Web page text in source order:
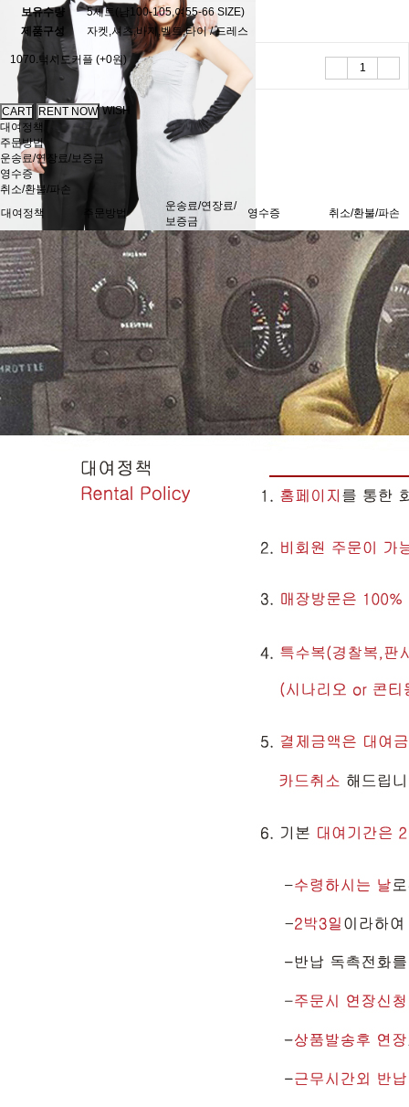
보유수량
5세트(남100-105,여55-66 SIZE)
제품구성
자켓,셔츠,바지,벨트,타이 / 드레스
1070.턱시도커플 (+0원)
WISH
대여정책
주문방법
운송료/연장료/보증금
영수증
취소/환불/파손
대여정책
주문방법
운송료/연장료/
보증금
영수증 취소/환불/파손